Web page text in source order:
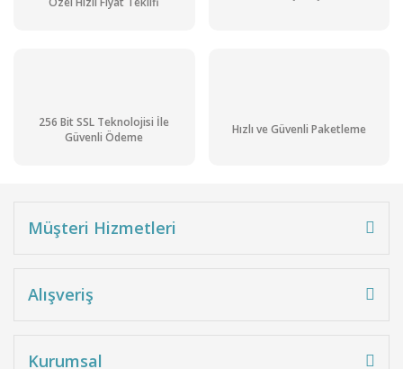
256 Bit SSL Teknolojisi İle
Güvenli Ödeme
Hızlı ve Güvenli Paketleme
Müşteri Hizmetleri
Alışveriş
Kurumsal